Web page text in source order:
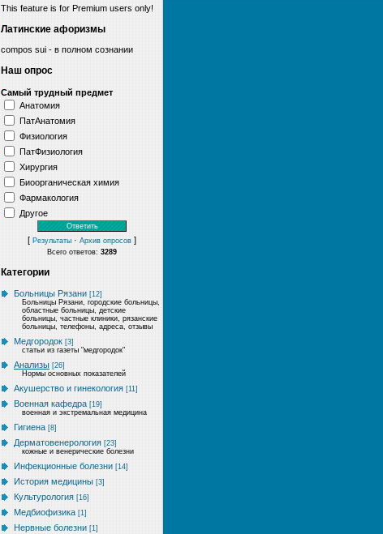
This feature is for Premium users only!
Латинские афоризмы
compos sui - в полном сознании
Наш опрос
Самый трудный предмет
Анатомия
ПатАнатомия
Физиология
ПатФизиология
Хирургия
Биоорганическая химия
Фармакология
Другое
[ Результаты · Архив опросов ]
Всего ответов: 3289
Категории
Больницы Рязани [12]
Больницы Рязани, городские больницы,
областные больницы, детские
больницы, частные клиники, рязанские
больницы, телефоны, адреса, отзывы
Медгородок [3]
статьи из газеты "медгородок"
Анализы [26]
Нормы основных показателей
Акушерство и гинекология [11]
Военная кафедра [19]
военная и экстремальная медицина
Гигиена [8]
Дерматовенерология [23]
кожные и венерические болезни
Инфекционные болезни [14]
История медицины [3]
Культурология [16]
Медбиофизика [1]
Нервные болезни [1]